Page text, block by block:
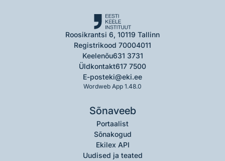
Roosikrantsi 6, 10119 Tallinn
Registrikood 70004011
Keelenõu631 3731
Üldkontakt617 7500
E-posteki@eki.ee
Wordweb App 1.48.0
Sõnaveeb
Portaalist
Sõnakogud
Ekilex API
Uudised ja teated